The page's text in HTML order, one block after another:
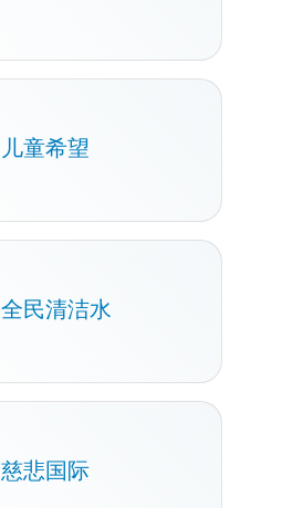
儿童希望
全民清洁水
慈悲国际